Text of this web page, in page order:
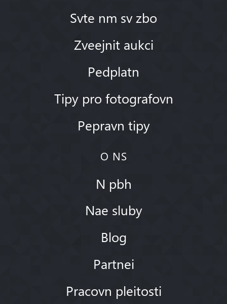
Svte nm sv zbo
Zveejnit aukci
Pedplatn
Tipy pro fotografovn
Pepravn tipy
O NS
N pbh
Nae sluby
Blog
Partnei
Pracovn pleitosti